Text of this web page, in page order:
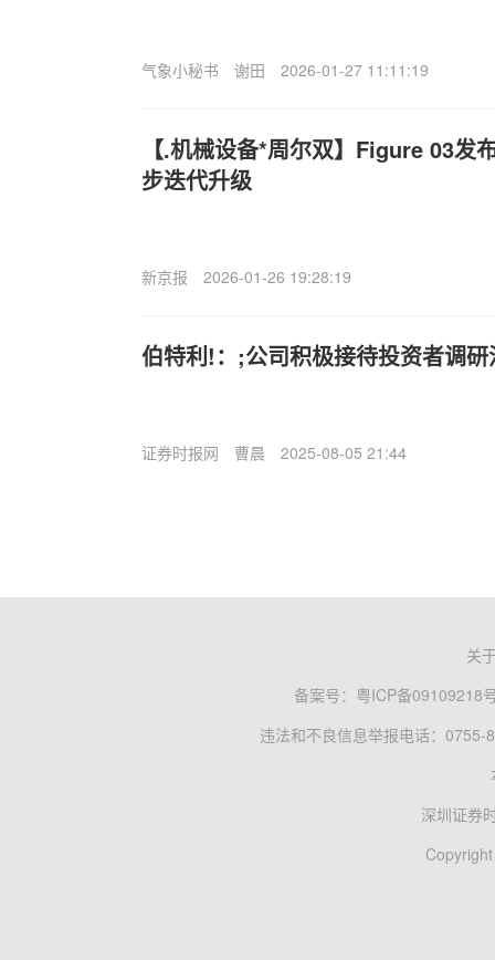
气象小秘书 谢田 2026-01-27 11:11:19
【.机械设备*周尔双】Figure 03发
步迭代升级
新京报 2026-01-26 19:28:19
伯特利!：;公司积极接待投资者调研
证券时报网 曹晨 2025-08-05 21:44
关
备案号： 粤ICP备09109218
违法和不良信息举报电话：0755-
深圳证券